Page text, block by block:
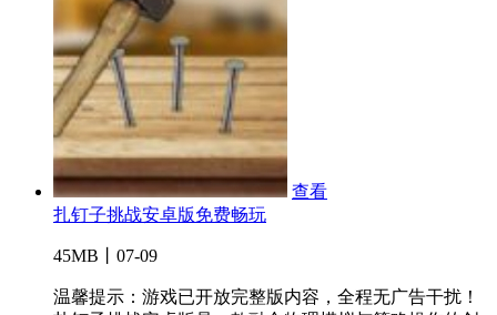
查看
扎钉子挑战安卓版免费畅玩
45MB丨07-09
温馨提示：游戏已开放完整版内容，全程无广告干扰！